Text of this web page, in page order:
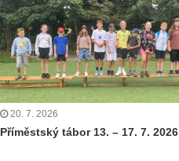
20. 7. 2026
Příměstský tábor 13. – 17. 7. 2026